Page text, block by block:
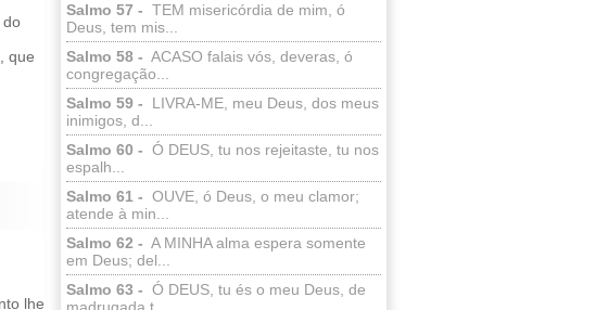
Salmo 57 - TEM misericórdia de mim, ó
Deus, tem mis...
Salmo 58 - ACASO falais vós, deveras, ó
congregação...
Salmo 59 -
LIVRA-ME, meu Deus, dos meus
inimigos, d...
Salmo 60 - Ó DEUS, tu nos rejeitaste, tu nos
espalh...
Salmo 61 - OUVE, ó Deus, o meu clamor;
atende à min...
Salmo 62 - A MINHA alma espera somente
em Deus; del...
Salmo 63 - Ó DEUS, tu és o meu Deus, de
do
que
lhe